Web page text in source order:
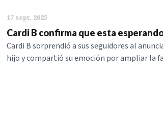
17 sept. 2025
Cardi B confirma que esta
Cardi B sorprendió a sus seguidores al
hijo y compartió su emoción por ampliar la